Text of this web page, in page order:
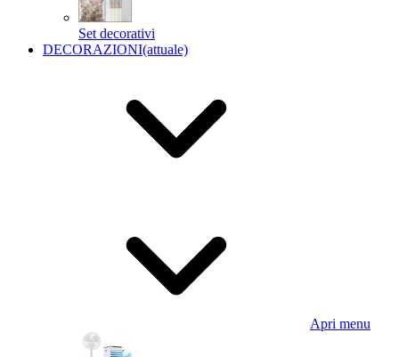
Set decorativi
DECORAZIONI(attuale)
Apri menu